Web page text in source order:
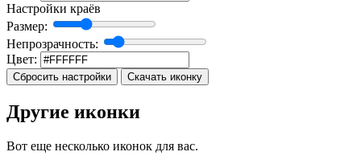
Настройки краёв
Размер:
Непрозрачность:
Цвет:
Сбросить настройки Скачать иконку
Другие иконки
Вот еще несколько иконок для вас.